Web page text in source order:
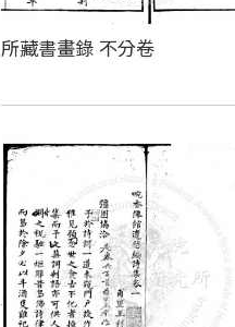
所藏書畫錄 不分卷